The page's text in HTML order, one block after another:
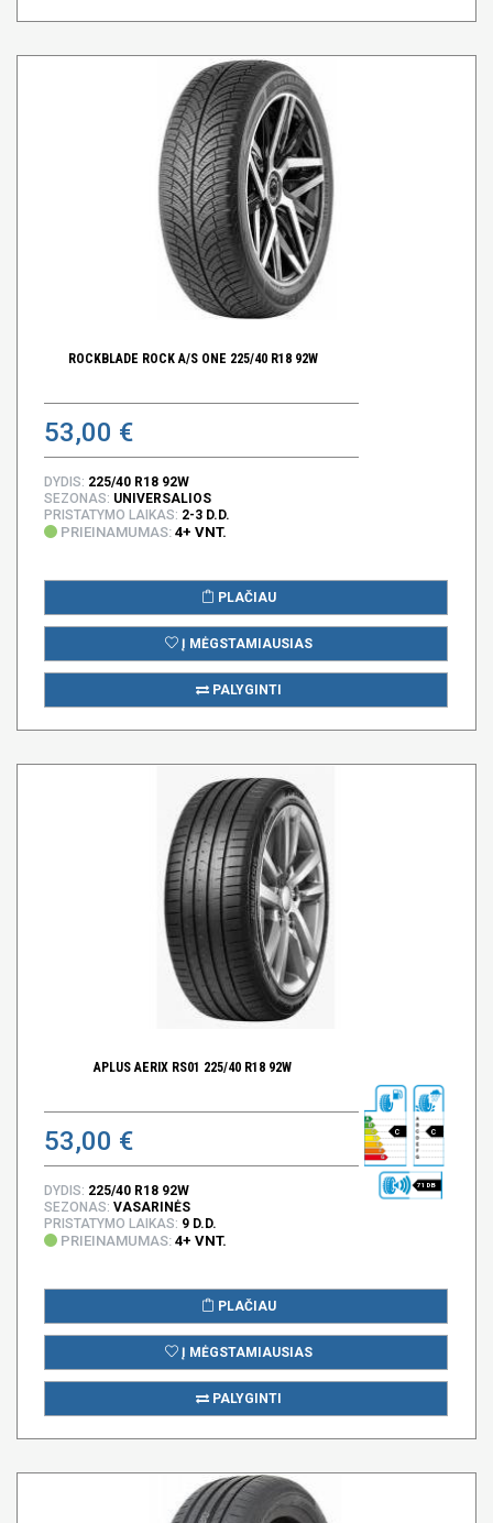
ROCKBLADE ROCK A/S ONE 225/40 R18 92W
53,00 €
DYDIS: 225/40 R18 92W
SEZONAS: UNIVERSALIOS
PRISTATYMO LAIKAS: 2-3 D.D.
PRIEINAMUMAS: 4+ VNT.
PLAČIAU
Į MĖGSTAMIAUSIAS
PALYGINTI
APLUS AERIX RS01 225/40 R18 92W
53,00 € C C
71 DB
DYDIS: 225/40 R18 92W
SEZONAS: VASARINĖS
PRISTATYMO LAIKAS: 9 D.D.
PRIEINAMUMAS: 4+ VNT.
PLAČIAU
Į MĖGSTAMIAUSIAS
PALYGINTI